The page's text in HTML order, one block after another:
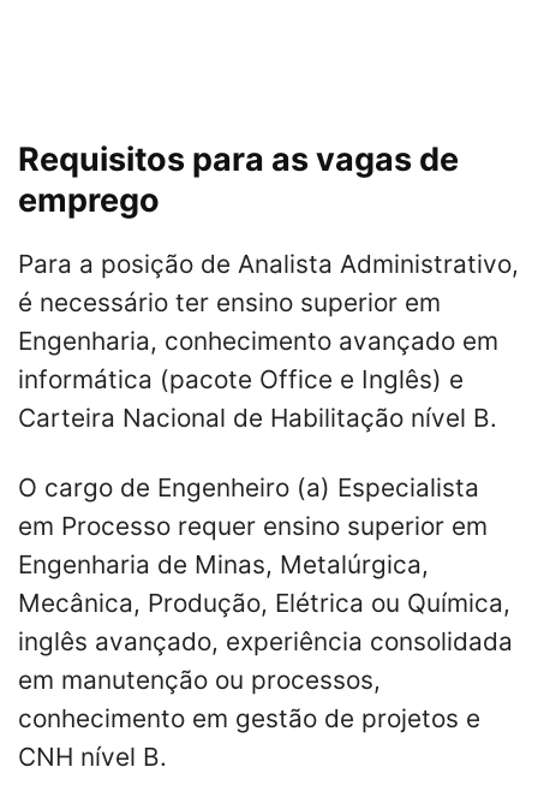
Requisitos para as vagas de
emprego
Para a posição de Analista Administrativo,
é necessário ter ensino superior em
Engenharia, conhecimento avançado em
informática (pacote Office e Inglês) e
Carteira Nacional de Habilitação nível B.
O cargo de Engenheiro (a) Especialista
em Processo requer ensino superior em
Engenharia de Minas, Metalúrgica,
Mecânica, Produção, Elétrica ou Química,
inglês avançado, experiência consolidada
em manutenção ou processos,
conhecimento em gestão de projetos e
CNH nível B.